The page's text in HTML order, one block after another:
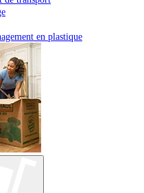
en plastique